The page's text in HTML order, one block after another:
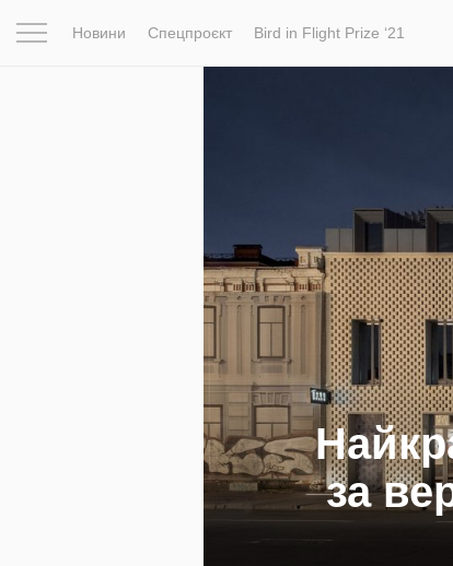
Новини Спецпроєкт Bird in Flight Prize ‘21
за